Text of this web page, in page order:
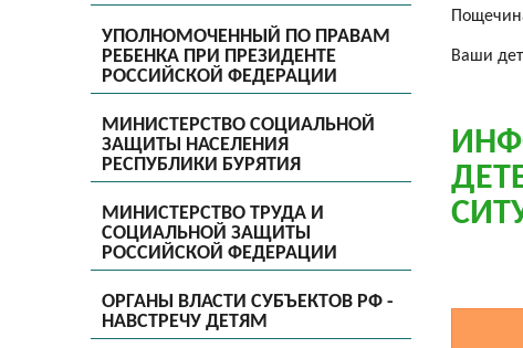
УПОЛНОМОЧЕННЫЙ ПО ПРАВАМ
РЕБЕНКА ПРИ ПРЕЗИДЕНТЕ
РОССИЙСКОЙ ФЕДЕРАЦИИ
МИНИСТЕРСТВО СОЦИАЛЬНОЙ
ЗАЩИТЫ НАСЕЛЕНИЯ
РЕСПУБЛИКИ БУРЯТИЯ
МИНИСТЕРСТВО ТРУДА И
СОЦИАЛЬНОЙ ЗАЩИТЫ
РОССИЙСКОЙ ФЕДЕРАЦИИ
ОРГАНЫ ВЛАСТИ СУБЪЕКТОВ РФ -
НАВСТРЕЧУ ДЕТЯМ
Ваши